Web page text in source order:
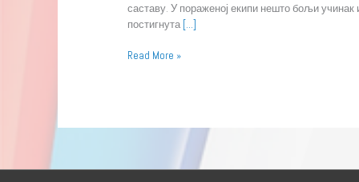
саставу. У пораженој екипи нешто бољи
постигнута[…]
Read More »